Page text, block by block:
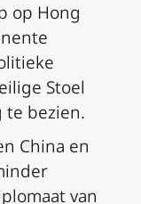
op Hong
Stoel
te bezien.
China en
van